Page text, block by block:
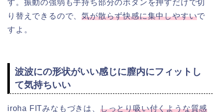
す。振動の強弱も手持ち部分のボタンを押すだけで切
り替えできるので、気が散らず快感に集中しやすいで
すよ。
波波にの形状がいい感じに膣内にフィットし
て気持ちいい
iroha FITみなもづきは、 しっとり吸い付くような質感